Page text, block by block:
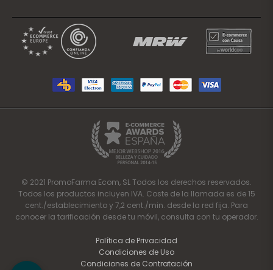
© 2021 PromoFarma Ecom, SL Todos los derechos reservados.
Todos los productos incluyen IVA. Coste de la llamada es de 15
cent./establecimiento y 7,2 cent./min. desde la red fija. Para
conocer la tarificación desde tu móvil, consulta con tu operador.
Política de Privacidad
Condiciones de Uso
Condiciones de Contratación